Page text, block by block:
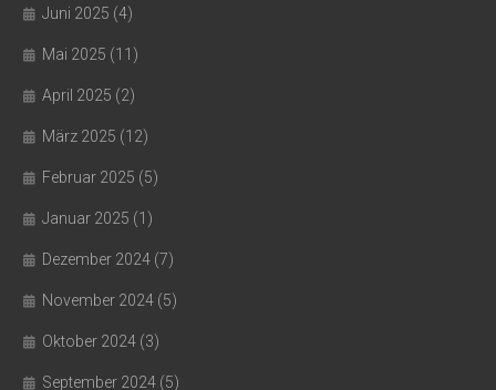
Juni 2025 (4)
Mai 2025 (11)
April 2025 (2)
März 2025 (12)
Februar 2025 (5)
Januar 2025 (1)
Dezember 2024 (7)
November 2024 (5)
Oktober 2024 (3)
September 2024 (5)